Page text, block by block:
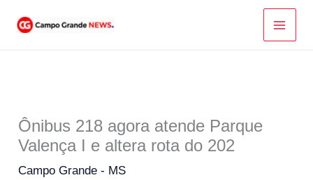
para
Ônibus 218 agora atende Parque
Valença I e altera rota do 202
Campo Grande - MS